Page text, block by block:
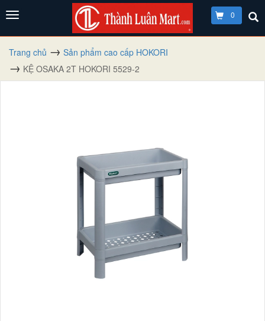
0
Trang chủ
Sản phẩm cao cấp HOKORI
KỆ OSAKA 2T HOKORI 5529-2